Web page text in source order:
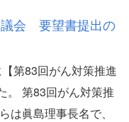
議会 要望書提出の
第83回がん対策推進
。 第83回がん対策推
は眞島理事長名で、